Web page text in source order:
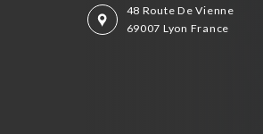
48 Route De Vienne
69007 Lyon France